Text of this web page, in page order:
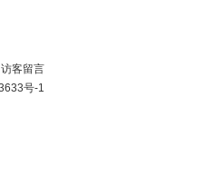
访客留言
号-1